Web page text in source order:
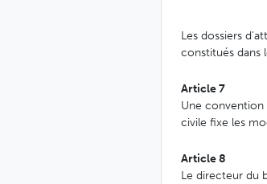
Les dossiers
constitués dans
Article 7
Une convention
civile fixe les
Article 8
Le directeur du